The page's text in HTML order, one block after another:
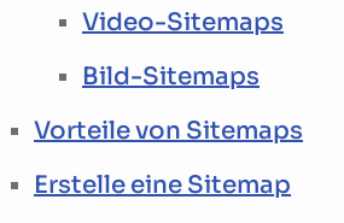
Video-Sitemaps
Bild-Sitemaps
Vorteile von Sitemaps
Erstelle eine Sitemap